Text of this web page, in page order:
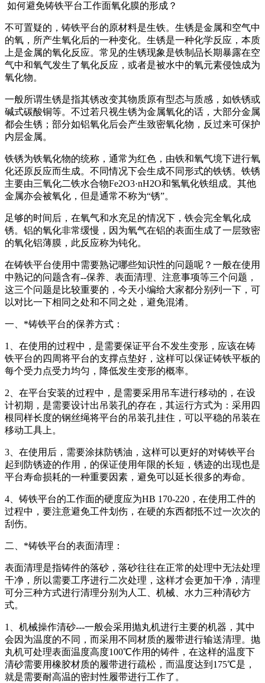
如何避免铸铁平台工作面氧化膜的形成？
不可置疑的，铸铁平台的原材料是生铁。生锈是金属和空气中
的氧，所产生氧化后的一种变化。生锈是一种化学反应，本质
上是金属的氧化反应。常见的生锈现象是铁制品长期暴露在空
气中和氧气发生了氧化反应，或者是被水中的氧元素侵蚀成为
氧化物。
一般所谓生锈是指其锈改变其物质原有型态与质感，如铁锈或
碱式碳酸铜等。不过若只视生锈为金属氧化的话，大部分金属
都会生锈；部分如铝氧化后会产生致密氧化物，反过来可保护
内层金属。
铁锈为铁氧化物的统称，通常为红色，由铁和氧气境下进行氧
化还原反应而生成。不同情况下会生成不同形式的铁锈。铁锈
主要由三氧化二铁水合物Fe2O3·nH2O和氢氧化铁组成。其他
金属亦会被氧化，但是通常不称为“锈”。
足够的时间后，在氧气和水充足的情况下，铁会完全氧化成
锈。铝的氧化非常缓慢，因为氧气在铝的表面生成了一层致密
的氧化铝薄膜，此反应称为钝化。
在铸铁平台使用中需要熟记哪些知识性的问题呢？一般在使用
中熟记的问题含有--保养、表面清理、注意事项等三个问题，
这三个问题是比较重要的，今天小编给大家都分别列一下，可
以对比一下相同之处和不同之处，避免混淆。
一、*铸铁平台的保养方式：
1、在使用的过程中，是需要保证平台不发生变形，应该在铸
铁平台的四周将平台的支撑点垫好，这样可以保证铸铁平板的
每个受力点受力均匀，降低发生变形的概率。
2、在平台安装的过程中，是需要采用吊车进行移动的，在设
计初期，是需要设计出吊装孔的存在，其运行方式为：采用四
根同样长度的钢丝绳将平台的吊装孔挂住，可以平稳的吊装在
移动工具上。
3、在使用后，需要涂抹防锈油，这样可以更好的对铸铁平台
起到防锈迹的作用，的保证使用年限的长短，锈迹的出现也是
平台寿命损耗的一种重要因素，避免可以延长很多的寿命。
4、铸铁平台的工作面的硬度应为HB 170-220，在使用工件的
过程中，要注意避免工件划伤，在硬的东西都抵不过一次次的
刮伤。
二、*铸铁平台的表面清理：
表面清理是指铸件的落砂，落砂往往在正常的处理中无法处理
干净，所以需要工序进行二次处理，这样才会更加干净，清理
可分三种方式进行清理分别为人工、机械、水力三种清砂方
式。
1、机械操作清砂---一般会采用抛丸机进行主要的机器，其中
会因为温度的不同，而采用不同材质的履带进行输送清理。抛
丸机可处理表面温度高度100℃作用的铸件，在这样的温度下
清砂需要用橡胶材质的履带进行疏松，而温度达到175℃是，
就是需要耐高温的密封性履带进行工作了。